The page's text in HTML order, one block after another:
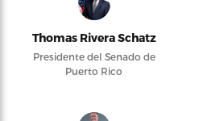
Thomas Rivera Schatz
Presidente del Senado de
Puerto Rico